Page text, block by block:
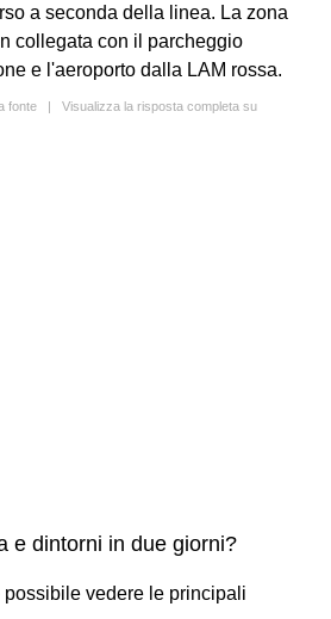
a seconda della linea. La zona
collegata con il parcheggio
e l'aeroporto dalla LAM rossa.
fonte | Visualizza la risposta completa su
e dintorni in due giorni?
possibile vedere le principali